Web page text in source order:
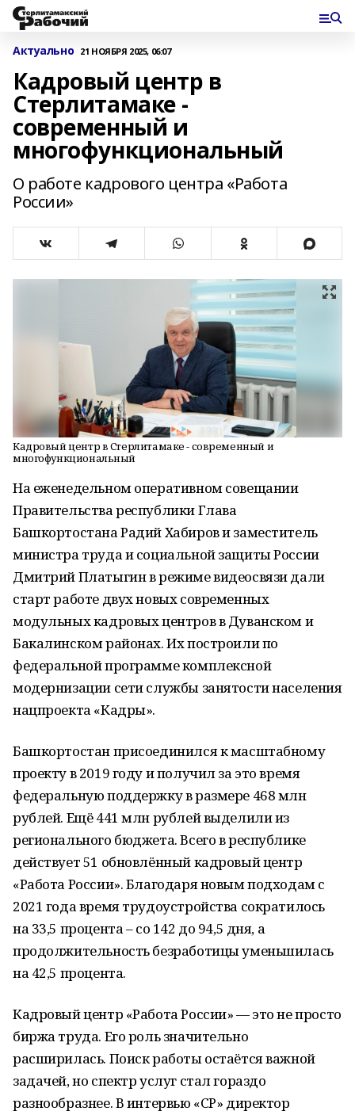
Актуально 21 НОЯБРЯ 2025, 06:07
Кадровый центр в
Стерлитамаке -
современный и
многофункциональный
О работе кадрового центра «Работа
России»
Кадровый центр в Стерлитамаке - современный и
многофункциональный
На еженедельном оперативном совещании
Правительства республики Глава
Башкортостана Радий Хабиров и заместитель
министра труда и социальной защиты России
Дмитрий Платыгин в режиме видеосвязи дали
старт работе двух новых современных
модульных кадровых центров в Дуванском и
Бакалинском районах. Их построили по
федеральной программе комплексной
модернизации сети службы занятости населения
нацпроекта «Кадры».
Башкортостан присоединился к масштабному
проекту в 2019 году и получил за это время
федеральную поддержку в размере 468 млн
рублей. Ещё 441 млн рублей выделили из
регионального бюджета. Всего в республике
действует 51 обновлённый кадровый центр
«Работа России». Благодаря новым подходам с
2021 года время трудоустройства сократилось
на 33,5 процента – со 142 до 94,5 дня, а
продолжительность безработицы уменьшилась
на 42,5 процента.
Кадровый центр «Работа России» — это не просто
биржа труда. Его роль значительно
расширилась. Поиск работы остаётся важной
задачей, но спектр услуг стал гораздо
разнообразнее. В интервью «СР» директор